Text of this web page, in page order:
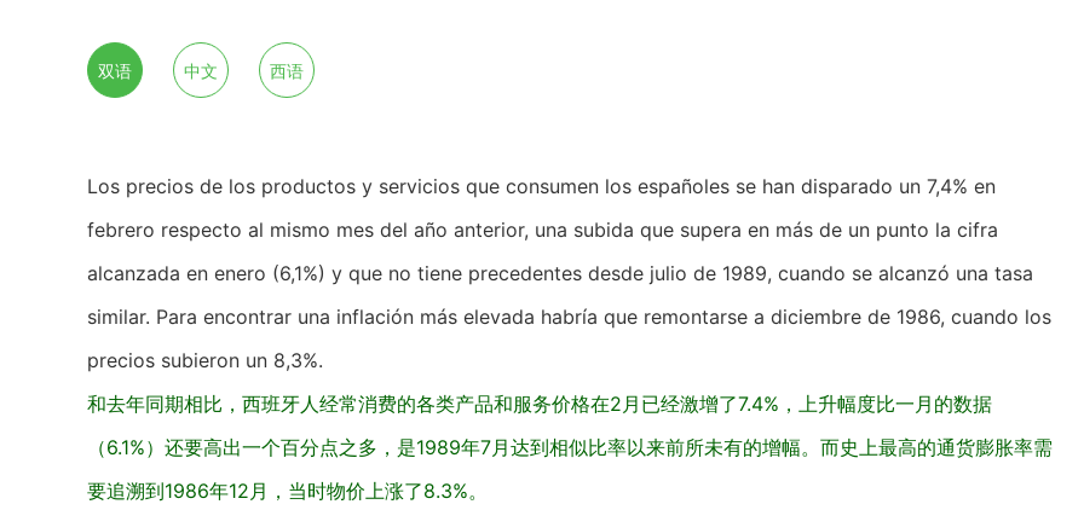
双语 中文 西语
Los precios de los productos y servicios que consumen los españoles se han disparado un 7,4% en
febrero respecto al mismo mes del año anterior, una subida que supera en más de un punto la cifra
alcanzada en enero (6,1%) y que no tiene precedentes desde julio de 1989, cuando se alcanzó una tasa
similar. Para encontrar una inflación más elevada habría que remontarse a diciembre de 1986, cuando los
precios subieron un 8,3%.
和去年同期相比，西班牙人经常消费的各类产品和服务价格在2月已经激增了7.4%，上升幅度比一月的数据
（6.1%）还要高出一个百分点之多，是1989年7月达到相似比率以来前所未有的增幅。而史上最高的通货膨胀率需
要追溯到1986年12月，当时物价上涨了8.3%。